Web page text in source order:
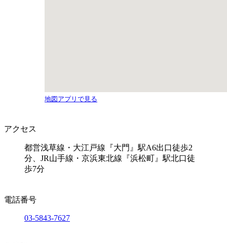
地図アプリで見る
アクセス
都営浅草線・大江戸線『大門』駅A6出口徒歩2
分、JR山手線・京浜東北線『浜松町』駅北口徒
歩7分
電話番号
03-5843-7627